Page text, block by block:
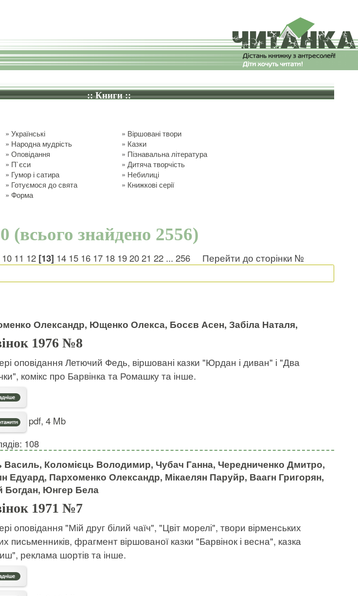
:: Книги ::
»Українські » Віршовані твори
» Народна мудрість » Казки
»Оповідання » Пізнавальна література
» П`єси »Дитяча творчість
» Гумор і сатира » Небилиці
» Готуємося до свята » Книжкові серії
» Форма
(всього знайдено 2556)
10 11 12 [13] 14 15 16 17 18 19 20 21 22... 256 Перейти до сторінки №
Олександр, Ющенко Олекса, Босєв Асен, Забіла Наталя,
1976 №8
оповідання Летючий Федь, віршовані казки "Юрдан і диван" і "Два
комікс про Барвінка та Ромашку та інше.
pdf, 4 Mb
108
Василь, Коломієць Володимир, Чубач Ганна, Чередниченко Дмитро,
Едуард, Пархоменко Олександр, Мікаелян Паруйр, Ваагн Григорян,
Богдан, Юнгер Бела
1971 №7
оповідання "Мій друг білий чаїч", "Цвіт морелі", твори вірменських
письменників, фрагмент віршованої казки "Барвінок і весна", казка
реклама шортів та інше.